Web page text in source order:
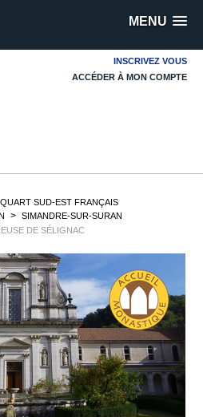
MENU
INSCRIVEZ VOUS
ACCÉDER À MON COMPTE
QUART SUD-EST FRANÇAIS
SIMANDRE-SUR-SURAN
DE SÉLIGNAC